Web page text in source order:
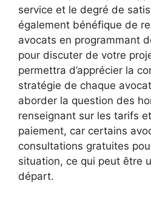
service et le degré de
également bénéfique de
avocats en programmant
pour discuter de votre
permettra d’apprécier la
stratégie de chaque
aborder la question des
renseignant sur les tarifs
paiement, car certains
consultations gratuites
situation, ce qui peut être
départ.